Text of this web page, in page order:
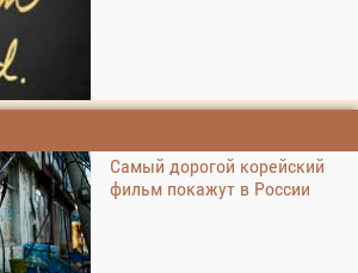
Самый дорогой корейский
фильм покажут в России